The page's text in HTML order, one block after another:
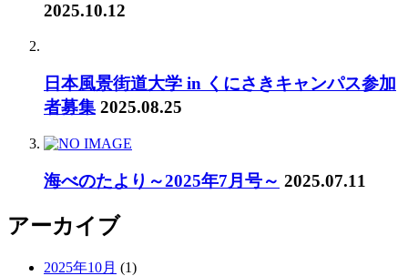
2025.10.12
日本風景街道大学 in くにさきキャンパス参加
者募集 2025.08.25
海べのたより～2025年7月号～ 2025.07.11
アーカイブ
2025年10月 (1)